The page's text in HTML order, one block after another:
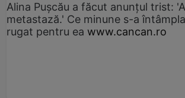
Alina Pușcău a făcut anunțul trist:
metastază.' Ce minune s-a
rugat pentru ea www.cancan.ro